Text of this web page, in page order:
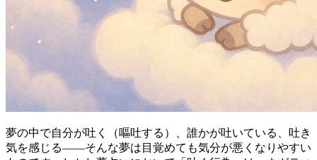
夢の中で自分が吐く（嘔吐する）、誰かが吐いている、吐き
気を感じる――そんな夢は目覚めても気分が悪くなりやすい